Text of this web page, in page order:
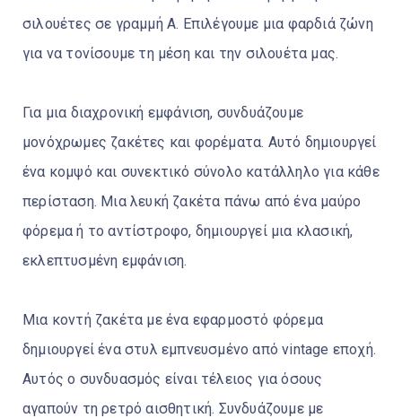
σιλουέτες σε γραμμή Α. Επιλέγουμε μια φαρδιά ζώνη
για να τονίσουμε τη μέση και την σιλουέτα μας.
Για μια διαχρονική εμφάνιση, συνδυάζουμε
μονόχρωμες ζακέτες και φορέματα. Αυτό δημιουργεί
ένα κομψό και συνεκτικό σύνολο κατάλληλο για κάθε
περίσταση. Μια λευκή ζακέτα πάνω από ένα μαύρο
φόρεμα ή το αντίστροφο, δημιουργεί μια κλασική,
εκλεπτυσμένη εμφάνιση.
Μια κοντή ζακέτα με ένα εφαρμοστό φόρεμα
δημιουργεί ένα στυλ εμπνευσμένο από vintage εποχή.
Αυτός ο συνδυασμός είναι τέλειος για όσους
αγαπούν τη ρετρό αισθητική. Συνδυάζουμε με